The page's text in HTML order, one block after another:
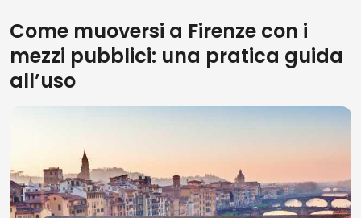
Come muoversi a Firenze con i
mezzi pubblici: una pratica guida
all’uso